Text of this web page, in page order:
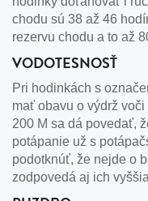
chodu sú 38 až 46
rezervu chodu a to až
VODOTESNOSŤ
Pri hodinkách s
mať obavu o výdrž
200 M sa dá povedať,
potápanie už s
podotknúť, že nejde o
zodpovedá aj ich